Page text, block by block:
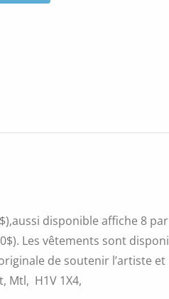
disponible affiche 8 par
Les vêtements sont
de soutenir l’artiste et
Mtl, H1V 1X4,